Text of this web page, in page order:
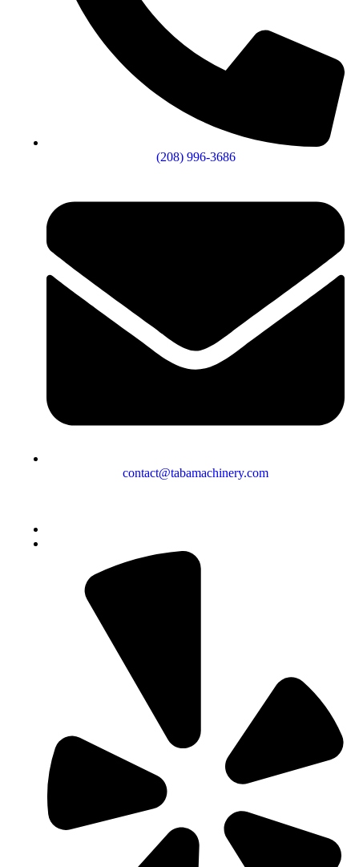
(208) 996-3686
contact@tabamachinery.com